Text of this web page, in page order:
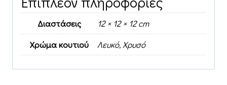
Διαστάσεις
12 × 12 × 12 cm
Χρώμα κουτιού
Λευκό, Χρυσό